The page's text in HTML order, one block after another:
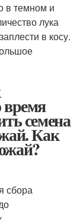
в темном и
лука
в косу.
время
семена
Как